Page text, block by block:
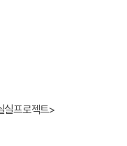
실프로젝트>